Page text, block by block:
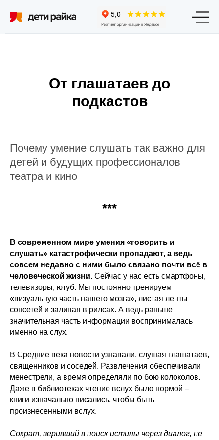
Афиша МерчБлогРабота в студии
От глашатаев до
подкастов
Почему умение слушать так важно для
детей и будущих профессионалов
театра и кино
***
В современном мире умения «говорить и
слушать» катастрофически пропадают, а ведь
совсем недавно с ними было связано почти всё в
человеческой жизни. Сейчас у нас есть смартфоны,
телевизоры, ютуб. Мы постоянно тренируем
«визуальную часть нашего мозга», листая ленты
соцсетей и залипая в рилсах. А ведь раньше
значительная часть информации воспринималась
именно на слух.
В Средние века новости узнавали, слушая глашатаев,
священников и соседей. Развлечения обеспечивали
менестрели, а время определяли по бою колоколов.
Даже в библиотеках чтение вслух было нормой –
книги изначально писались, чтобы быть
произнесенными вслух.
Сократ, веривший в поиск истины через диалог, не